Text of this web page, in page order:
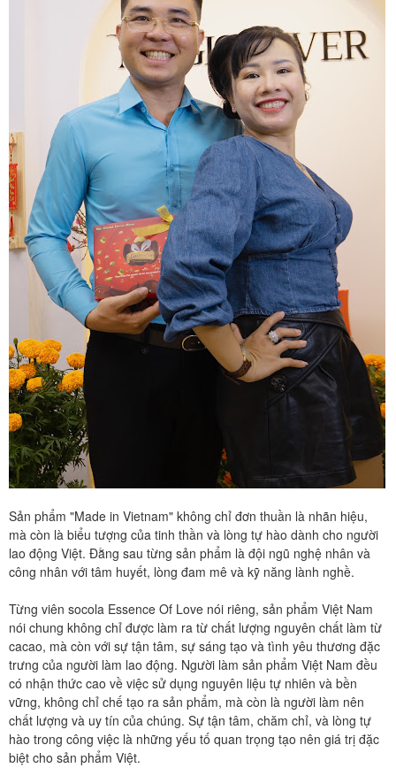
Sản phẩm "Made in Vietnam" không chỉ đơn thuần là nhãn hiệu,
mà còn là biểu tượng của tinh thần và lòng tự hào dành cho người
lao động Việt. Đằng sau từng sản phẩm là đội ngũ nghệ nhân và
công nhân với tâm huyết, lòng đam mê và kỹ năng lành nghề.
Từng viên socola Essence Of Love nói riêng, sản phẩm Việt Nam
nói chung không chỉ được làm ra từ chất lượng nguyên chất làm từ
cacao, mà còn với sự tận tâm, sự sáng tạo và tình yêu thương đặc
trưng của người làm lao động. Người làm sản phẩm Việt Nam đều
có nhận thức cao về việc sử dụng nguyên liệu tự nhiên và bền
vững, không chỉ chế tạo ra sản phẩm, mà còn là người làm nên
chất lượng và uy tín của chúng. Sự tận tâm, chăm chỉ, và lòng tự
hào trong công việc là những yếu tố quan trọng tạo nên giá trị đặc
biệt cho sản phẩm Việt.